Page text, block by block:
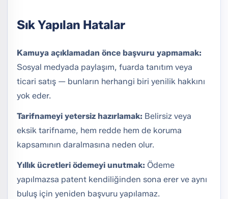
Sık Yapılan Hatalar
Kamuya açıklamadan önce başvuru yapmamak:
Sosyal medyada paylaşım, fuarda tanıtım veya
ticari satış — bunların herhangi biri yenilik hakkını
yok eder.
Tarifnameyi yetersiz hazırlamak: Belirsiz veya
eksik tarifname, hem redde hem de koruma
kapsamının daralmasına neden olur.
Yıllık ücretleri ödemeyi unutmak: Ödeme
yapılmazsa patent kendiliğinden sona erer ve aynı
buluş için yeniden başvuru yapılamaz.